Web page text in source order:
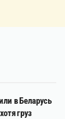
в Беларусь
груз